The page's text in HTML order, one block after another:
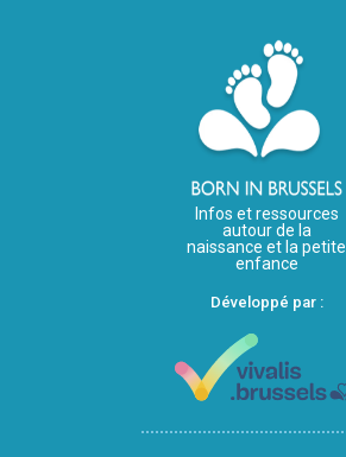
Infos et ressources
autour de la
naissance et la petite
enfance
Développé par :